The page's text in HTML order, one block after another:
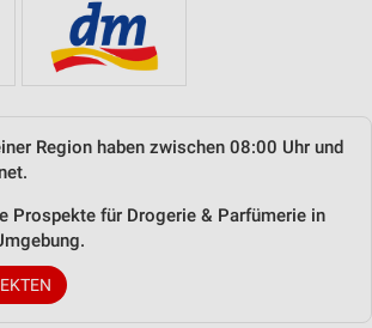
Region haben zwischen 08:00 Uhr und
Prospekte für Drogerie & Parfümerie in